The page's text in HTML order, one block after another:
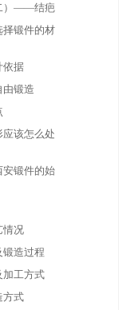
）——结疤
择锻件的材
依据
由锻造
该怎么处
安锻件的始
情况
锻造过程
加工方式
方式